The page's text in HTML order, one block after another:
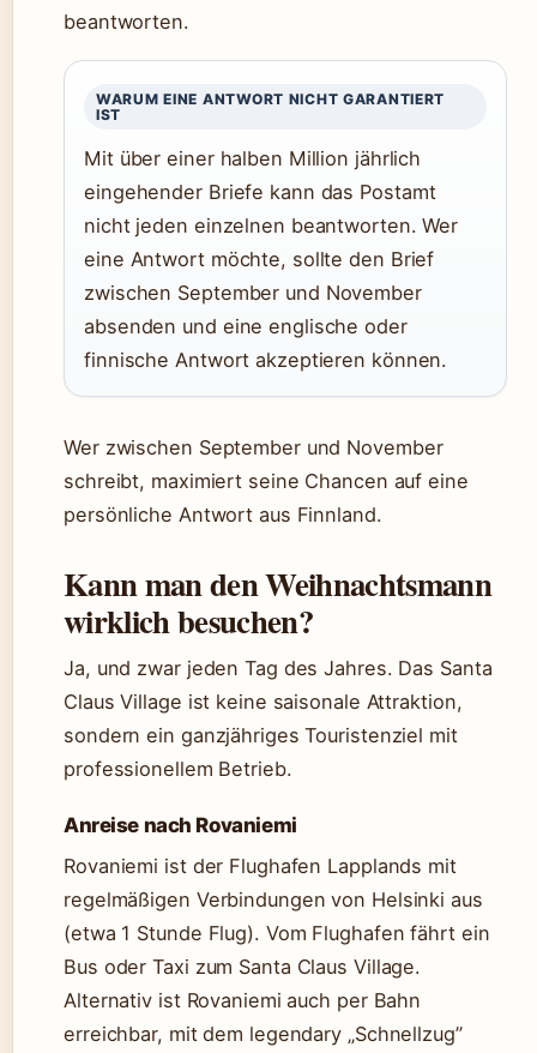
beantworten.
WARUM EINE ANTWORT NICHT GARANTIERT
IST
Mit über einer halben Million jährlich
eingehender Briefe kann das Postamt
nicht jeden einzelnen beantworten. Wer
eine Antwort möchte, sollte den Brief
zwischen September und November
absenden und eine englische oder
finnische Antwort akzeptieren können.
Wer zwischen September und November
schreibt, maximiert seine Chancen auf eine
persönliche Antwort aus Finnland.
Kann man den Weihnachtsmann
wirklich besuchen?
Ja, und zwar jeden Tag des Jahres. Das Santa
Claus Village ist keine saisonale Attraktion,
sondern ein ganzjähriges Touristenziel mit
professionellem Betrieb.
Anreise nach Rovaniemi
Rovaniemi ist der Flughafen Lapplands mit
regelmäßigen Verbindungen von Helsinki aus
(etwa 1 Stunde Flug). Vom Flughafen fährt ein
Bus oder Taxi zum Santa Claus Village.
Alternativ ist Rovaniemi auch per Bahn
erreichbar, mit dem legendary „Schnellzug”